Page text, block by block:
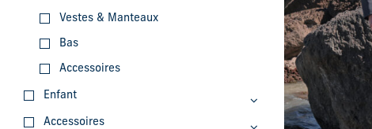
Vestes & Manteaux
Bas
Accessoires
Enfant
Accessoires